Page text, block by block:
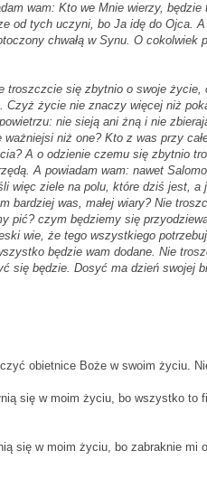
wam: Kto we Mnie wierzy,
od tych uczyni, bo Ja idę do Ojca.
chwałą w Synu. O
troszczcie się zbytnio o swoje
życie nie znaczy więcej niż
nie sieją ani żną i nie
niż one? Kto z was przy
A o odzienie czemu się zbytnio
A powiadam wam: nawet
więc ziele na polu, które dziś jest, a
bardziej was, małej wiary? Nie
pić? czym będziemy się
wie, że tego wszystkiego
będzie wam dodane. Nie
się będzie. Dosyć ma dzień swojej
obietnice Boże w swoim życiu.
się w moim życiu, bo wszystko to
się w moim życiu, bo zabraknie mi